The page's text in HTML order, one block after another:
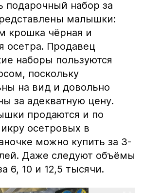
подарочный набор за
малышки:
крошка чёрная и
осетра. Продавец
наборы пользуются
поскольку
на вид и довольно
за адекватную цену.
продаются и по
осетровых в
можно купить за 3-
Даже следуют объёмы
6, 10 и 12,5 тысячи.